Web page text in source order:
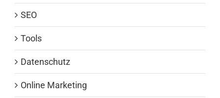
SEO
Tools
Datenschutz
Online Marketing